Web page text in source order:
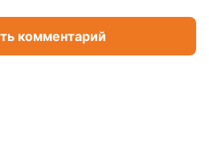
комментарий